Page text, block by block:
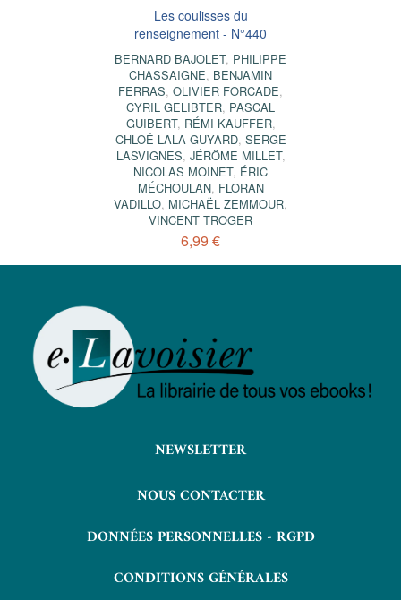
Les coulisses du
renseignement - N°440
BERNARD BAJOLET, PHILIPPE
CHASSAIGNE, BENJAMIN
FERRAS, OLIVIER FORCADE,
CYRIL GELIBTER, PASCAL
GUIBERT, RÉMI KAUFFER,
CHLOÉ LALA-GUYARD, SERGE
LASVIGNES, JÉRÔME MILLET,
NICOLAS MOINET, ÉRIC
MÉCHOULAN, FLORAN
VADILLO, MICHAËL ZEMMOUR,
VINCENT TROGER
6,99 €
NEWSLETTER
NOUS CONTACTER
DONNÉES PERSONNELLES - RGPD
CONDITIONS GÉNÉRALES